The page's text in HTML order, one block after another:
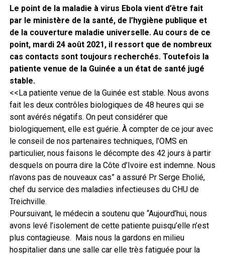
Le point de la maladie à virus Ebola vient d’être fait
par le ministère de la santé, de l’hygiène publique et
de la couverture maladie universelle. Au cours de ce
point, mardi 24 août 2021, il ressort que de nombreux
cas contacts sont toujours recherchés. Toutefois la
patiente venue de la Guinée a un état de santé jugé
stable.
<<La patiente venue de la Guinée est stable. Nous avons
fait les deux contrôles biologiques de 48 heures qui se
sont avérés négatifs. On peut considérer que
biologiquement, elle est guérie. À compter de ce jour avec
le conseil de nos partenaires techniques, l’OMS en
particulier, nous faisons le décompte des 42 jours à partir
desquels on pourra dire la Côte d’Ivoire est indemne. Nous
n’avons pas de nouveaux cas” a assuré Pr Serge Eholié,
chef du service des maladies infectieuses du CHU de
Treichville.
Poursuivant, le médecin a soutenu que “Aujourd’hui, nous
avons levé l’isolement de cette patiente puisqu’elle n’est
plus contagieuse. Mais nous la gardons en milieu
hospitalier dans une salle car elle très fatiguée pour la